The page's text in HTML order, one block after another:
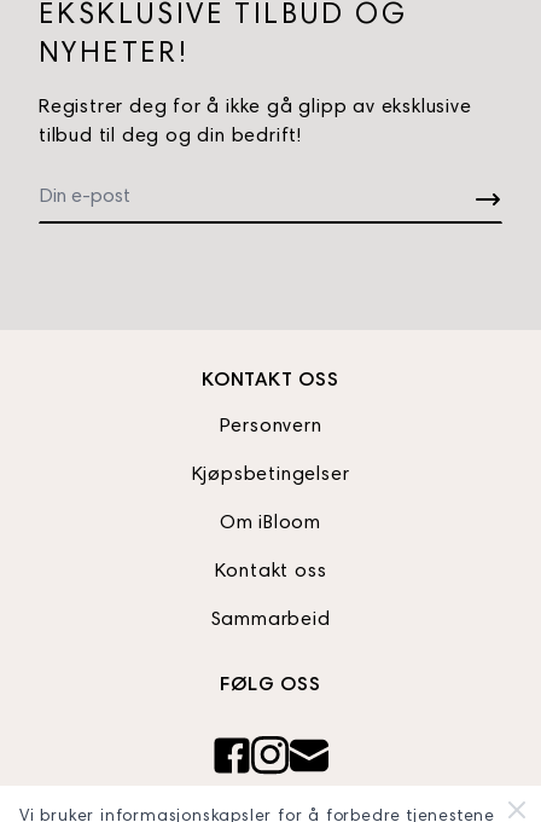
Vi bruker informasjonskapsler for å forbedre tjenestene
KONTAKT OSS
Personvern
Kjøpsbetingelser
Om iBloom
Kontakt oss
Sammarbeid
FØLG OSS
Ibloom AS
EKSKLUSIVE TILBUD OG
NYHETER!
Registrer deg for å ikke gå glipp av eksklusive
tilbud til deg og din bedrift!